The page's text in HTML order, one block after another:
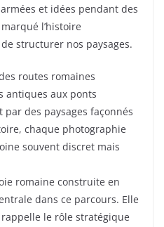
et idées pendant des
l’histoire
structurer nos paysages.
routes romaines
antiques aux ponts
des paysages façonnés
chaque photographie
souvent discret mais
romaine construite en
dans ce parcours. Elle
le rôle stratégique